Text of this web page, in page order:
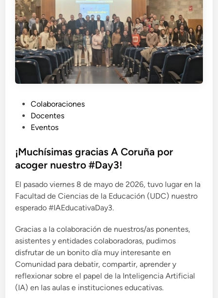
i
c
d
o
e
Colaboraciones
Docentes
Eventos
¡Muchísimas gracias A Coruña por
acoger nuestro #Day3!
El pasado viernes 8 de mayo de 2026, tuvo lugar en la
Facultad de Ciencias de la Educación (UDC) nuestro
esperado #IAEducativaDay3.
Gracias a la colaboración de nuestros/as ponentes,
asistentes y entidades colaboradoras, pudimos
disfrutar de un bonito día muy interesante en
Comunidad para debatir, compartir, aprender y
reflexionar sobre el papel de la Inteligencia Artificial
(IA) en las aulas e instituciones educativas.